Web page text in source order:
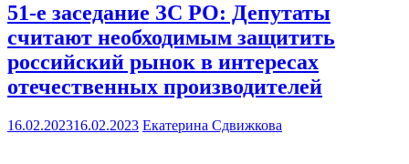
51-е заседание ЗС РО: Депутаты
считают необходимым защитить
российский рынок в интересах
отечественных производителей
16.02.202316.02.2023 Екатерина Сдвижкова